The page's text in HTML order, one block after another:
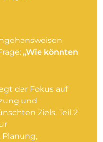
„Wie könnten
der Fokus auf
und
Ziels. Teil 2